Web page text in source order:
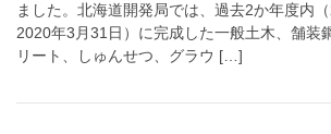
ました。北海道開発局では、過去2か年度内
2020年3月31日）に完成した一般土木、舗装
リート、しゅんせつ、グラウ […]